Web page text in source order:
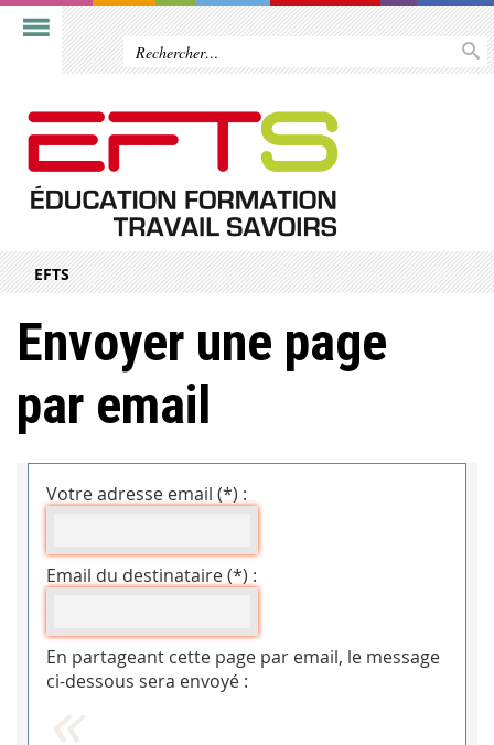
EFTS
Envoyer une page
par email
Votre adresse email (*) :
Email du destinataire (*) :
En partageant cette page par email, le message
ci-dessous sera envoyé :